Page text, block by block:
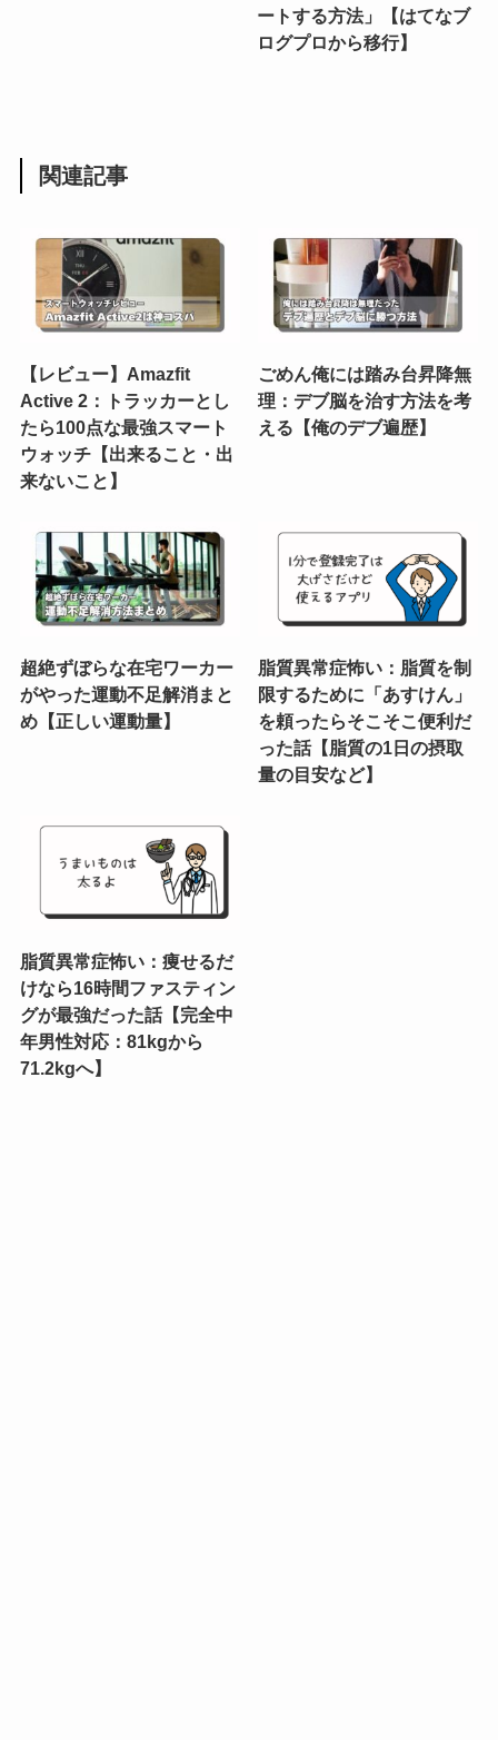
ートする方法」【はてなブ
ログプロから移行】
関連記事
【レビュー】Amazfit
Active 2：トラッカーとし
たら100点な最強スマート
ウォッチ【出来ること・出
来ないこと】
ごめん俺には踏み台昇降無
理：デブ脳を治す方法を考
える【俺のデブ遍歴】
超絶ずぼらな在宅ワーカー
がやった運動不足解消まと
め【正しい運動量】
脂質異常症怖い：脂質を制
限するために「あすけん」
を頼ったらそこそこ便利だ
った話【脂質の1日の摂取
量の目安など】
脂質異常症怖い：痩せるだ
けなら16時間ファスティン
グが最強だった話【完全中
年男性対応：81kgから
71.2kgへ】